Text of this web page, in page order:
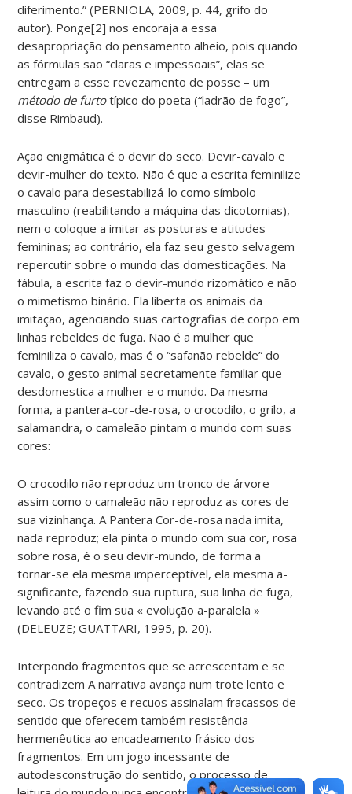
diferimento.” (PERNIOLA, 2009, p. 44, grifo do
autor). Ponge[2] nos encoraja a essa
desapropriação do pensamento alheio, pois quando
as fórmulas são “claras e impessoais”, elas se
entregam a esse revezamento de posse – um
método de furtotípico do poeta (“ladrão de fogo”,
disse Rimbaud).
Ação enigmática é o devir do seco. Devir-cavalo e
devir-mulher do texto. Não é que a escrita feminilize
o cavalo para desestabilizá-lo como símbolo
masculino (reabilitando a máquina das dicotomias),
nem o coloque a imitar as posturas e atitudes
femininas; ao contrário, ela faz seu gesto selvagem
repercutir sobre o mundo das domesticações. Na
fábula, a escrita faz o devir-mundo rizomático e não
o mimetismo binário. Ela liberta os animais da
imitação, agenciando suas cartografias de corpo em
linhas rebeldes de fuga. Não é a mulher que
feminiliza o cavalo, mas é o “safanão rebelde” do
cavalo, o gesto animal secretamente familiar que
desdomestica a mulher e o mundo. Da mesma
forma, a pantera-cor-de-rosa, o crocodilo, o grilo, a
salamandra, o camaleão pintam o mundo com suas
cores:
O crocodilo não reproduz um tronco de árvore
assim como o camaleão não reproduz as cores de
sua vizinhança. A Pantera Cor-de-rosa nada imita,
nada reproduz; ela pinta o mundo com sua cor, rosa
sobre rosa, é o seu devir-mundo, de forma a
tornar-se ela mesma imperceptível, ela mesma a-
significante, fazendo sua ruptura, sua linha de fuga,
levando até o fim sua « evolução a-paralela »
(DELEUZE; GUATTARI, 1995, p. 20).
Interpondo fragmentos que se acrescentam e se
contradizem A narrativa avança num trote lento e
seco. Os tropeços e recuos assinalam fracassos de
sentido que oferecem também resistência
hermenêutica ao encadeamento frásico dos
fragmentos. Em um jogo incessante de
autodesconstrução do sentido, o processo de